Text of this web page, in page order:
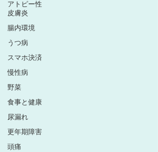
アトピー性
皮膚炎
腸内環境
うつ病
スマホ決済
慢性病
野菜
食事と健康
尿漏れ
更年期障害
頭痛